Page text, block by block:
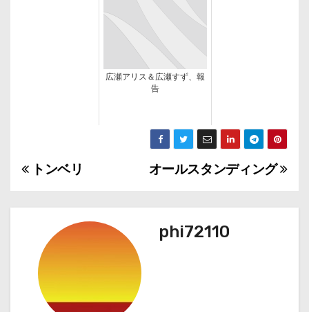
広瀬アリス＆広瀬すず、報
告
投
稿
ビ
ゲ
オールスタンディング
トンベリ
phi72110